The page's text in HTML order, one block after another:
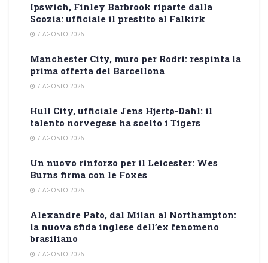
Ipswich, Finley Barbrook riparte dalla
Scozia: ufficiale il prestito al Falkirk
7 AGOSTO 2026
Manchester City, muro per Rodri: respinta la
prima offerta del Barcellona
7 AGOSTO 2026
Hull City, ufficiale Jens Hjertø-Dahl: il
talento norvegese ha scelto i Tigers
7 AGOSTO 2026
Un nuovo rinforzo per il Leicester: Wes
Burns firma con le Foxes
7 AGOSTO 2026
Alexandre Pato, dal Milan al Northampton:
la nuova sfida inglese dell’ex fenomeno
brasiliano
7 AGOSTO 2026